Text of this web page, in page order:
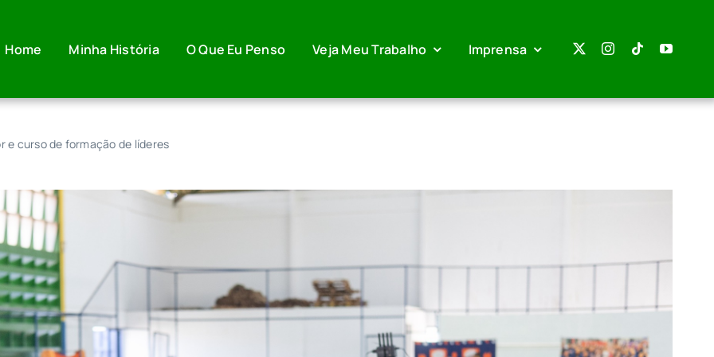
Home Minha História O Que Eu Penso Veja Meu Trabalho Imprensa
e curso de formação de líderes